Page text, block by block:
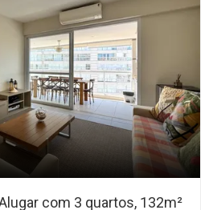
com 3 quartos, 132m²